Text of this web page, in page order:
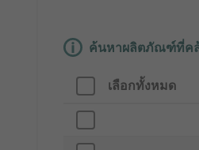
ค้นหาผลิตภัณฑ์ที่คล้
เลือกทั้งหมด